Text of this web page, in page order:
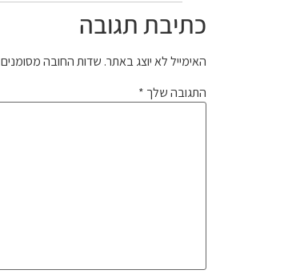
כתיבת תגובה
האימייל לא יוצג באתר. שדות החובה מסומנים
התגובה שלך *